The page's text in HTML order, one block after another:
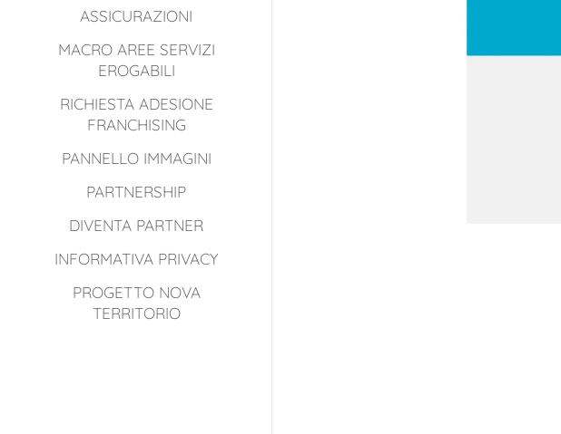
ASSICURAZIONI
MACRO AREE SERVIZI
EROGABILI
RICHIESTA ADESIONE
FRANCHISING
PANNELLO IMMAGINI
PARTNERSHIP
DIVENTA PARTNER
INFORMATIVA PRIVACY
PROGETTO NOVA
TERRITORIO